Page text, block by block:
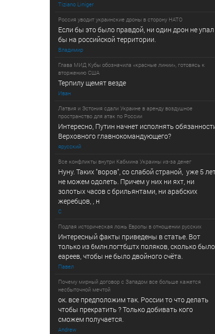
Tiziano Liniger
Россия уводит украинские дроны в сторону НАТО
Если бы это было правдой, ни один дрон не упал
бы на российской территории.
Владимир
Глава МИД Кубы обозначила «красные линии», готовясь к
вторжению США
Терпилу щемят везде
Иван
Латвия и Эстония сдали Украине в аренду воздушное
пространство для атак по России
Интересно, Путин начнет исполнять
Верховного главнокомандующего?
ярусский
Все конфликты внутри Кабмина Украины из-за денег
Нуну. Таких "воров", со слабой страной, уже 5
не можем одолеть. Причем у них ни яхт, ни
золотых часов с брильянтами, ни арабских
жеребцов, , н
С
Подлая историческая ложь Европы в отношении русских
Интересный факты приведены в статье. Вот
только из 6млн.погтбштх поляков, сколько было
еареев, чтобы не было двойного счёта.
Павел
Почему мирный договор с Западом все больше кажется
несбыточной мечтой
ок. все предположим так. России то что делать
чтобы прекратить ? Только добивать кого
сможем получается.
Andrew